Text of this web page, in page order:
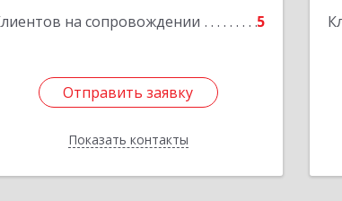
на сопровождении 5
Отправить заявку
Показать контакты
Отправить заявку
Назад